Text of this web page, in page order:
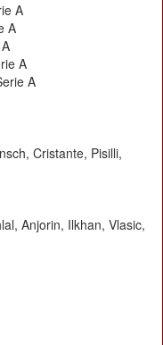
A
A
A
A
Cristante, Pisilli,
Anjorin, Ilkhan, Vlasic,